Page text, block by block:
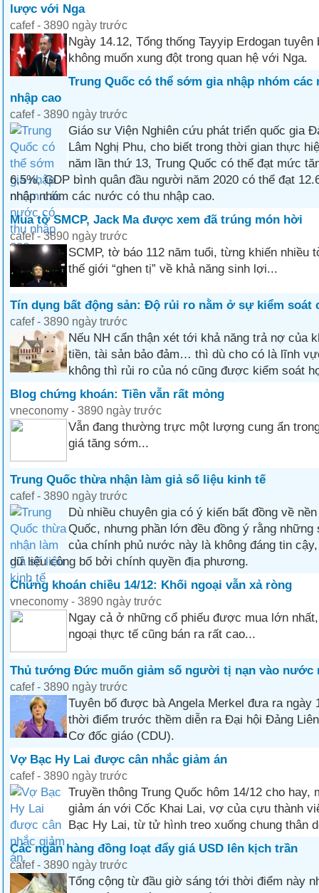
lược với Nga
cafef - 3890 ngày trước
Ngày 14.12, Tổng thống Tayyip Erdogan tuyên
không muốn xung đột trong quan hệ với Nga.
Trung Quốc có thể sớm gia nhập nhóm
nhập cao
cafef - 3890 ngày trước
Giáo sư Viện Nghiên cứu phát triển quốc gia
Lâm Nghị Phu, cho biết trong thời gian thực
năm lần thứ 13, Trung Quốc có thể đạt mức
6,5%, GDP bình quân đầu người năm 2020 có thể đạt
nhập nhóm các nước có thu nhập cao.
Mua tờ SMCP, Jack Ma được xem đã trúng món hời
cafef - 3890 ngày trước
SCMP, tờ báo 112 năm tuổi, từng khiến nhiều
thế giới “ghen tị” về khả năng sinh lợi...
Tín dụng bất động sản: Độ rủi ro nằm ở sự kiểm soát
cafef - 3890 ngày trước
Nếu NH cẩn thận xét tới khả năng trả nợ của
tiền, tài sản bảo đảm… thì dù cho có là lĩnh
không thì rủi ro của nó cũng được kiểm soát
Blog chứng khoán: Tiền vẫn rất mỏng
vneconomy - 3890 ngày trước
Vẫn đang thường trực một lượng cung ẩn
giá tăng sớm...
Trung Quốc thừa nhận làm giả số liệu kinh tế
cafef - 3890 ngày trước
Dù nhiều chuyên gia có ý kiến bất đồng về
Quốc, nhưng phần lớn đều đồng ý rằng
của chính phủ nước này là không đáng tin
dữ liệu công bố bởi chính quyền địa phương.
Chứng khoán chiều 14/12: Khối ngoại vẫn xả ròng
vneconomy - 3890 ngày trước
Ngay cả ở những cổ phiếu được mua lớn
ngoại thực tế cũng bán ra rất cao...
Thủ tướng Đức muốn giảm số người tị nạn vào nước
cafef - 3890 ngày trước
Tuyên bố được bà Angela Merkel đưa ra ngày
thời điểm trước thềm diễn ra Đại hội Đảng
Cơ đốc giáo (CDU).
Vợ Bạc Hy Lai được cân nhắc giảm án
cafef - 3890 ngày trước
Truyền thông Trung Quốc hôm 14/12 cho hay,
giảm án với Cốc Khai Lai, vợ của cựu thành
Bạc Hy Lai, từ tử hình treo xuống chung thân
Các ngân hàng đồng loạt đẩy giá USD lên kịch trần
cafef - 3890 ngày trước
Tổng cộng từ đầu giờ sáng tới thời điểm này